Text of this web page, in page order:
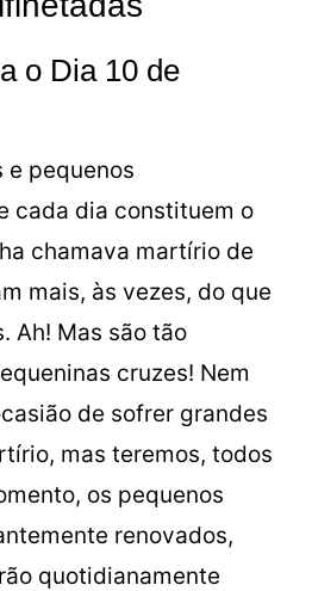
o Dia 10 de
e pequenos
cada dia constituem o
chamava martírio de
mais, às vezes, do que
Ah! Mas são tão
cruzes! Nem
de sofrer grandes
mas teremos, todos
os pequenos
renovados,
quotidianamente